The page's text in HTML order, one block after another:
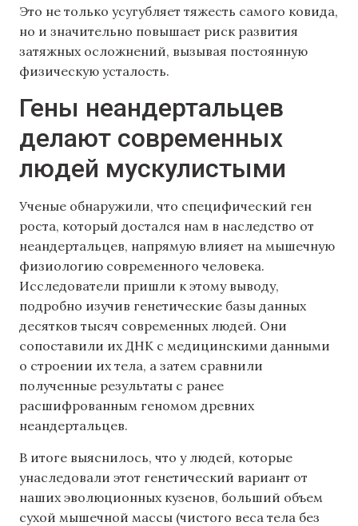
Это не только усугубляет тяжесть самого ковида,
но и значительно повышает риск развития
затяжных осложнений, вызывая постоянную
физическую усталость.
Гены неандертальцев
делают современных
людей мускулистыми
Ученые обнаружили, что специфический ген
роста, который достался нам в наследство от
неандертальцев, напрямую влияет на мышечную
физиологию современного человека.
Исследователи пришли к этому выводу,
подробно изучив генетические базы данных
десятков тысяч современных людей. Они
сопоставили их ДНК с медицинскими данными
о строении их тела, а затем сравнили
полученные результаты с ранее
расшифрованным геномом древних
неандертальцев.
В итоге выяснилось, что у людей, которые
унаследовали этот генетический вариант от
наших эволюционных кузенов, больший объем
сухой мышечной массы (чистого веса тела без